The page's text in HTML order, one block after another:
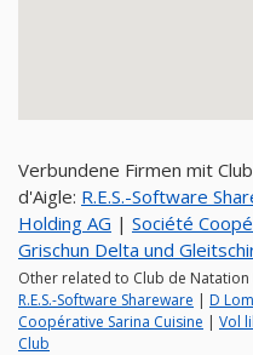
Verbundene Firmen mit
d'Aigle: R.E.S.-Software
Holding AG | Société
Grischun Delta und
Other related to Club de
R.E.S.-Software Shareware | D
Coopérative Sarina Cuisine | Vol
Club